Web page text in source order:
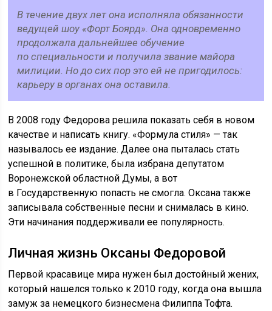
В течение двух лет она исполняла обязанности
ведущей шоу «Форт Боярд». Она одновременно
продолжала дальнейшее обучение
по специальности и получила звание майора
милиции. Но до сих пор это ей не пригодилось:
карьеру в органах она оставила.
В 2008 году Федорова решила показать себя в новом
качестве и написать книгу. «Формула стиля» — так
называлось ее издание. Далее она пыталась стать
успешной в политике, была избрана депутатом
Воронежской областной Думы, а вот
в Государственную попасть не смогла. Оксана также
записывала собственные песни и снималась в кино.
Эти начинания поддерживали ее популярность.
Личная жизнь Оксаны Федоровой
Первой красавице мира нужен был достойный жених,
который нашелся только к 2010 году, когда она вышла
замуж за немецкого бизнесмена Филиппа Тофта.